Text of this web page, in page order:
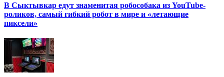
В Сыктывкар едут знаменитая робособака из YouTube-
роликов, самый гибкий робот в мире и «летающие
пиксели»